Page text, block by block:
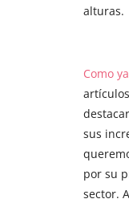
alturas.
Como
sus
por su
sector.